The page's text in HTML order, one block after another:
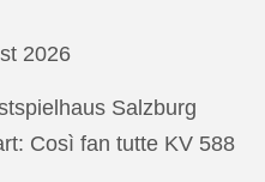
2026
Salzburg
Così fan tutte KV 588